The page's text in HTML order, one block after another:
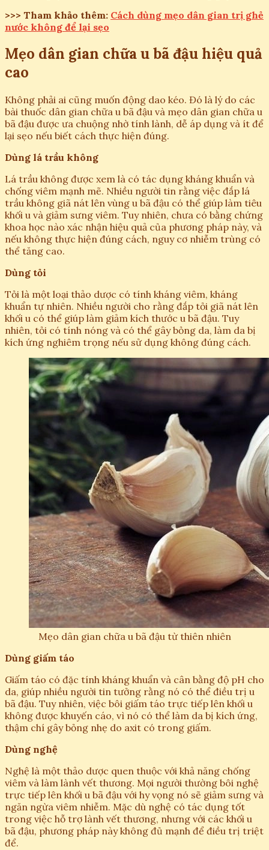
>>> Tham khảo thêm: Cách dùng mẹo dân gian trị ghẻ
nước không để lại sẹo
Mẹo dân gian chữa u bã đậu hiệu quả
cao
Không phải ai cũng muốn động dao kéo. Đó là lý do các
bài thuốc dân gian chữa u bã đậu và mẹo dân gian chữa u
bã đậu được ưa chuộng nhờ tính lành, dễ áp dụng và ít để
lại sẹo nếu biết cách thực hiện đúng.
Dùng lá trầu không
Lá trầu không được xem là có tác dụng kháng khuẩn và
chống viêm mạnh mẽ. Nhiều người tin rằng việc đắp lá
trầu không giã nát lên vùng u bã đậu có thể giúp làm tiêu
khối u và giảm sưng viêm. Tuy nhiên, chưa có bằng chứng
khoa học nào xác nhận hiệu quả của phương pháp này, và
nếu không thực hiện đúng cách, nguy cơ nhiễm trùng có
thể tăng cao.
Dùng tỏi
Tỏi là một loại thảo dược có tính kháng viêm, kháng
khuẩn tự nhiên. Nhiều người cho rằng đắp tỏi giã nát lên
khối u có thể giúp làm giảm kích thước u bã đậu. Tuy
nhiên, tỏi có tính nóng và có thể gây bỏng da, làm da bị
kích ứng nghiêm trọng nếu sử dụng không đúng cách.
Mẹo dân gian chữa u bã đậu từ thiên nhiên
Dùng giấm táo
Giấm táo có đặc tính kháng khuẩn và cân bằng độ pH cho
da, giúp nhiều người tin tưởng rằng nó có thể điều trị u
bã đậu. Tuy nhiên, việc bôi giấm táo trực tiếp lên khối u
không được khuyến cáo, vì nó có thể làm da bị kích ứng,
thậm chí gây bỏng nhẹ do axit có trong giấm.
Dùng nghệ
Nghệ là một thảo dược quen thuộc với khả năng chống
viêm và làm lành vết thương. Mọi người thường bôi nghệ
trực tiếp lên khối u bã đậu với hy vọng nó sẽ giảm sưng và
ngăn ngừa viêm nhiễm. Mặc dù nghệ có tác dụng tốt
trong việc hỗ trợ lành vết thương, nhưng với các khối u
bã đậu, phương pháp này không đủ mạnh để điều trị triệt
để.